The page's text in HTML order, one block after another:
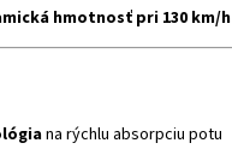
hmotnosť pri 130 km/h
na rýchlu absorpciu potu